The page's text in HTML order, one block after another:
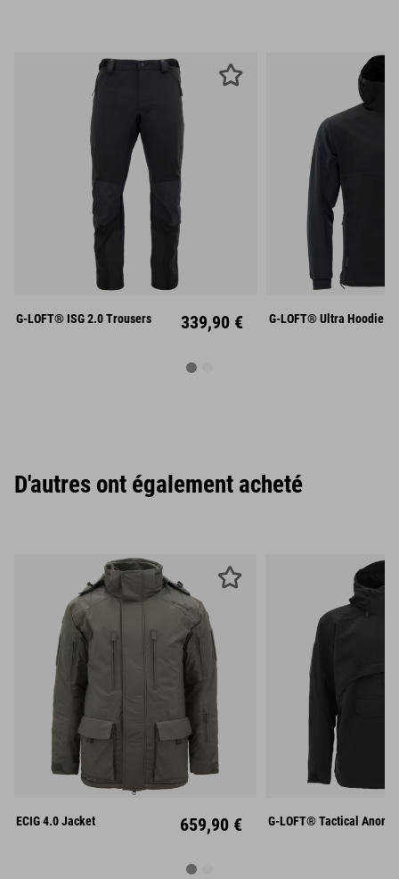
S
XL XXL
G-LOFT® ISG 2.0 Trousers 339,90 €
S
XL
G-LOFT® Ultra Hoodie
D'autres ont également acheté
L
XL
ECIG 4.0 Jacket 659,90 € XL
G-LOFT® Tactical Anorak